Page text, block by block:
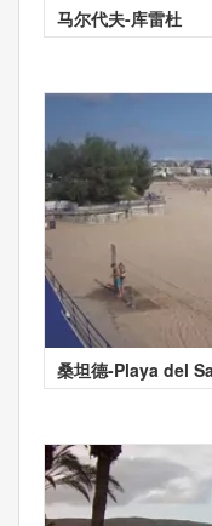
马尔代夫-库雷杜
桑坦德-Playa del